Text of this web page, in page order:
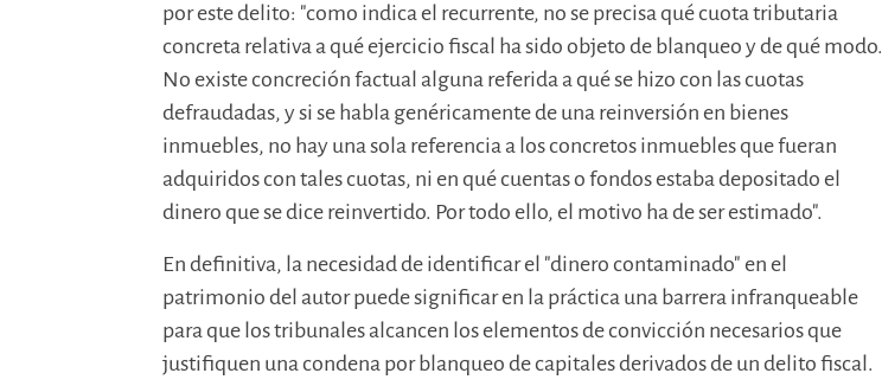
por este delito: "como indica el recurrente, no se precisa qué cuota tributaria
concreta relativa a qué ejercicio fiscal ha sido objeto de blanqueo y de qué modo.
No existe concreción factual alguna referida a qué se hizo con las cuotas
defraudadas, y si se habla genéricamente de una reinversión en bienes
inmuebles, no hay una sola referencia a los concretos inmuebles que fueran
adquiridos con tales cuotas, ni en qué cuentas o fondos estaba depositado el
dinero que se dice reinvertido. Por todo ello, el motivo ha de ser estimado".
En definitiva, la necesidad de identificar el "dinero contaminado" en el
patrimonio del autor puede significar en la práctica una barrera infranqueable
para que los tribunales alcancen los elementos de convicción necesarios que
justifiquen una condena por blanqueo de capitales derivados de un delito fiscal.